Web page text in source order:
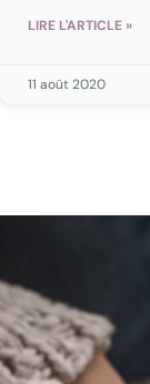
LIRE L'ARTICLE »
11 août 2020